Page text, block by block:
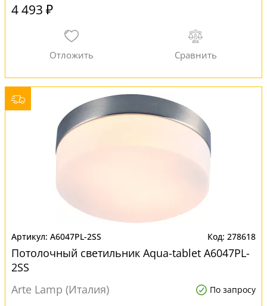
4 493 ₽
A6047PL-2SS 278618
Потолочный светильник Aqua-tablet A6047PL-
2SS
Arte Lamp (Италия)
По запросу